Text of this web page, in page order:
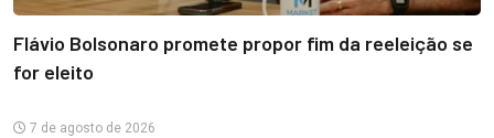
Flávio Bolsonaro promete propor fim da reeleição se
for eleito
7 de agosto de 2026